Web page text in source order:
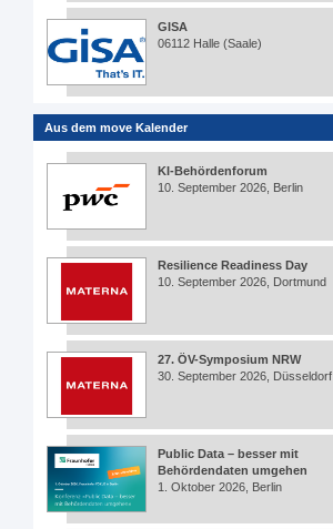
GISA
06112 Halle (Saale)
Aus dem move Kalender
KI-Behördenforum
10. September 2026, Berlin
Resilience Readiness Day
10. September 2026, Dortmund
27. ÖV-Symposium NRW
30. September 2026, Düsseldorf
Public Data – besser mit
Behördendaten umgehen
1. Oktober 2026, Berlin